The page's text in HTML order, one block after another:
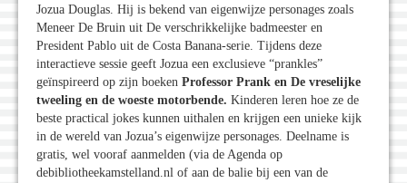
Jozua Douglas. Hij is bekend van eigenwijze personages zoals
Meneer De Bruin uit De verschrikkelijke badmeester en
President Pablo uit de Costa Banana-serie. Tijdens deze
interactieve sessie geeft Jozua een exclusieve “prankles”
geïnspireerd op zijn boeken Professor Prank en De vreselijke
tweeling en de woeste motorbende. Kinderen leren hoe ze de
beste practical jokes kunnen uithalen en krijgen een unieke kijk
in de wereld van Jozua’s eigenwijze personages. Deelname is
gratis, wel vooraf aanmelden (via de Agenda op
debibliotheekamstelland.nl of aan de balie bij een van de